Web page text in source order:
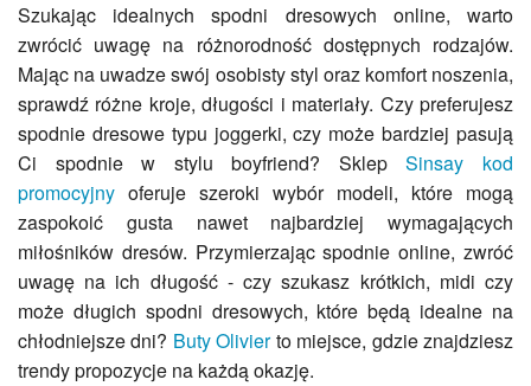
Szukając idealnych spodni dresowych online, warto
zwrócić uwagę na różnorodność dostępnych rodzajów.
Mając na uwadze swój osobisty styl oraz komfort noszenia,
sprawdź różne kroje, długości i materiały. Czy preferujesz
spodnie dresowe typu joggerki, czy może bardziej pasują
Ci spodnie w stylu boyfriend? SklepSinsay kod
promocyjny oferuje szeroki wybór modeli, które mogą
zaspokoić gusta nawet najbardziej wymagających
miłośników dresów. Przymierzając spodnie online, zwróć
uwagę na ich długość - czy szukasz krótkich, midi czy
może długich spodni dresowych, które będą idealne na
chłodniejsze dni? Buty Olivierto miejsce, gdzie znajdziesz
trendy propozycje na każdą okazję.